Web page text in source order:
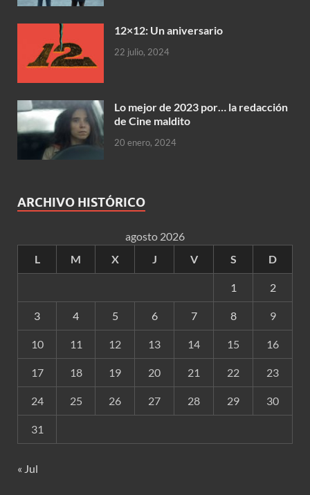
12×12: Un aniversario
22 julio, 2024
Lo mejor de 2023 por… la redacción
de Cine maldito
20 enero, 2024
ARCHIVO HISTÓRICO
agosto 2026
L
M X J V S D
1 2
3 4 5 6 7 8 9
10 11 12 13 14 15 16
17 18 19 20 21 22 23
24 25 26 27 28 29 30
31
« Jul